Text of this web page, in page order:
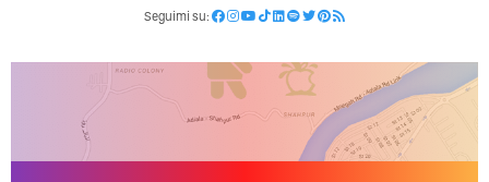
Seguimi su: